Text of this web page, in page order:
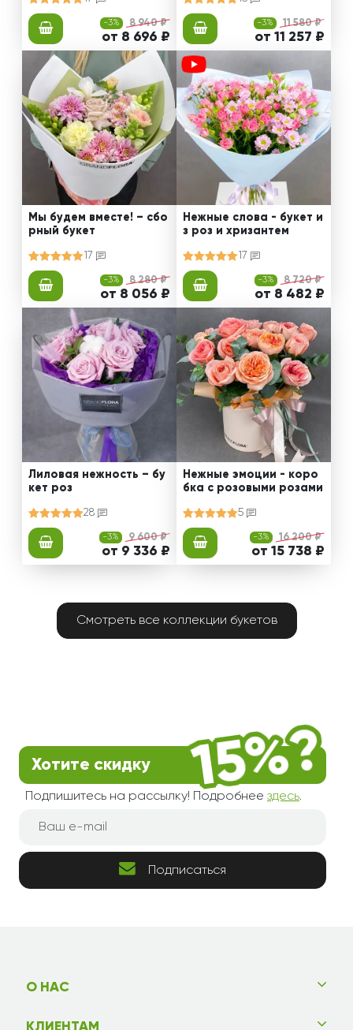
-3% 8 940 ₽
от 8 696 ₽
-3% 11 580 ₽
от 11 257 ₽
Мы будем вместе! – сбо
рный букет
17
-3% 8 280 ₽
от 8 056 ₽
Нежные слова - букет и
з роз и хризантем
17
-3% 8 720 ₽
от 8 482 ₽
Лиловая нежность – бу
кет роз
28
-3% 9 600 ₽
от 9 336 ₽
Нежные эмоции - коро
бка с розовыми розами
5
-3% 16 200 ₽
от 15 738 ₽
Смотреть все коллекции букетов
Хотите скидку
Подпишитесь на рассылку! Подробнее здесь.
Подписаться
О НАС
КЛИЕНТАМ